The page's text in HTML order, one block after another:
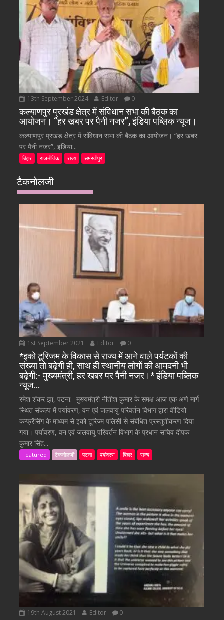
13th September 2024 Editor 0
कल्याणपुर प्रखंड क्षेत्र में संविधान सभा की बैठक का
आयोजन। “हर खबर पर पैनी नजर”, इंडिया पब्लिक न्यूज।
कल्याणपुर प्रखंड क्षेत्र में संविधान सभा की बैठक का आयोजन। “हर खबर
पर पैनी नजर”, इंडिया...
बिहार राजनीतिक राज्य समस्तीपुर
टैकनोलजी
1st September 2021 Editor 0
*इको टूरिजम के विकास से राज्य में आने वाले पर्यटकों की
संख्या तो बढ़ेगी ही, साथ ही स्थानीय लोगों की आमदनी भी
बढ़ेगी:- मुख्यमंत्री, हर खबर पर पैनी नजर।* इंडिया पब्लिक
न्यूज…
रमेश शंकर झा, पटना:- मुख्यमंत्री नीतीश कुमार के समक्ष आज एक अणे मार्ग
स्थित संकल्प में पर्यावरण, वन एवं जलवायु परिवर्तन विभाग द्वारा वीडियो
कन्फ्रेंसिंग के माध्यम से इको टूरिज्म पलिसी से संबंधित प्रस्तुतीकरण दिया
गया। पर्यावरण, वन एवं जलवायु परिवर्तन विभाग के प्रधान सचिव दीपक
कुमार सिंह...
Featured टैकनोलजी पटना पर्यावरण बिहार राज्य
19th August 2021 Editor 0